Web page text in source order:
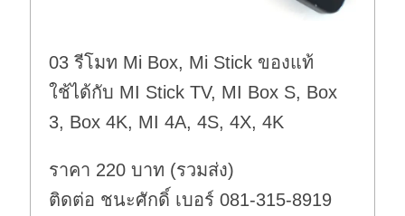
03 รีโมท Mi Box, Mi Stick ของแท้
ใช้ได้กับ MI Stick TV, MI Box S, Box
3, Box 4K, MI 4A, 4S, 4X, 4K
ราคา 220 บาท (รวมส่ง)
ติดต่อ ชนะศักดิ์ เบอร์ 081-315-8919